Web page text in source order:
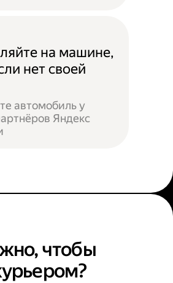
на машине,
нет своей
автомобиль у
Яндекс
чтобы